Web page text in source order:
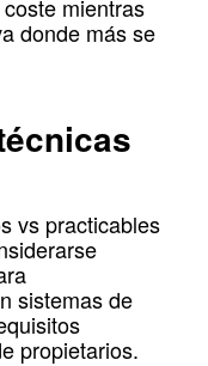
mientras
donde más se
vs practicables
sistemas de
propietarios.